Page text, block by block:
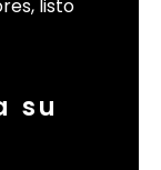
listo
su